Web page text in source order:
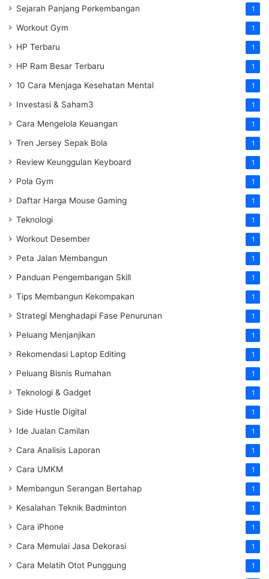
Sejarah Panjang Perkembangan 1
Workout Gym 1
HP Terbaru 1
HP Ram Besar Terbaru 1
10 Cara Menjaga Kesehatan Mental 1
Investasi & Saham3 1
Cara Mengelola Keuangan 1
Tren Jersey Sepak Bola 1
Review Keunggulan Keyboard 1
Pola Gym 1
Daftar Harga Mouse Gaming 1
Teknologi 1
Workout Desember 1
Peta Jalan Membangun 1
Panduan Pengembangan Skill 1
Tips Membangun Kekompakan 1
Strategi Menghadapi Fase Penurunan 1
Peluang Menjanjikan 1
Rekomendasi Laptop Editing 1
Peluang Bisnis Rumahan 1
Teknologi & Gadget 1
Side Hustle Digital 1
Ide Jualan Camilan 1
Cara Analisis Laporan 1
Cara UMKM 1
Membangun Serangan Bertahap 1
Kesalahan Teknik Badminton 1
Cara iPhone 1
Cara Memulai Jasa Dekorasi 1
Cara Melatih Otot Punggung 1